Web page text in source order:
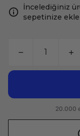
İncelediğiniz
sepetinize